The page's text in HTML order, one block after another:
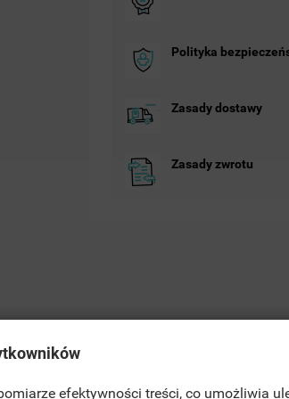
Polityka
Zasady dostawy
Zasady zwrotu
efektywności treści, co umożliwia